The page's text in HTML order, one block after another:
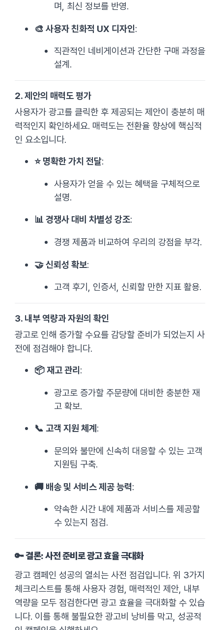
며, 최신 정보를 반영.
🎨 사용자 친화적 UX 디자인:
직관적인 네비게이션과 간단한 구매 과정을
설계.
2. 제안의 매력도 평가
사용자가 광고를 클릭한 후 제공되는 제안이 충분히 매
력적인지 확인하세요. 매력도는 전환율 향상에 핵심적
인 요소입니다.
⭐ 명확한 가치 전달:
사용자가 얻을 수 있는 혜택을 구체적으로
설명.
📊 경쟁사 대비 차별성 강조:
경쟁 제품과 비교하여 우리의 강점을 부각.
🤝 신뢰성 확보:
고객 후기, 인증서, 신뢰할 만한 지표 활용.
3. 내부 역량과 자원의 확인
광고로 인해 증가할 수요를 감당할 준비가 되었는지 사
전에 점검해야 합니다.
📦 재고 관리 :
광고로 증가할 주문량에 대비한 충분한 재
고 확보.
📞 고객 지원 체계 :
문의와 불만에 신속히 대응할 수 있는 고객
지원팀 구축.
🚚 배송 및 서비스 제공 능력:
약속한 시간 내에 제품과 서비스를 제공할
수 있는지 점검.
🔑 결론: 사전 준비로 광고 효율 극대화
광고 캠페인 성공의 열쇠는 사전 점검입니다. 위 3가지
체크리스트를 통해 사용자 경험, 매력적인 제안, 내부
역량을 모두 점검한다면 광고 효율을 극대화할 수 있습
니다. 이를 통해 불필요한 광고비 낭비를 막고, 성공적